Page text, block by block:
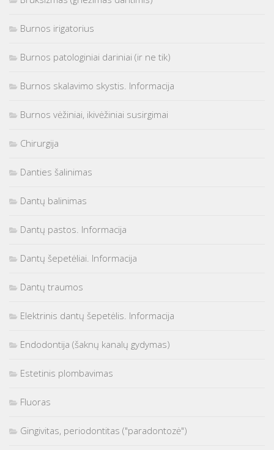
Burnos irigatorius
Burnos patologiniai dariniai (ir ne tik)
Burnos skalavimo skystis. Informacija
Burnos vėžiniai, ikivėžiniai susirgimai
Chirurgija
Danties šalinimas
Dantų balinimas
Dantų pastos. Informacija
Dantų šepetėliai. Informacija
Dantų traumos
Elektrinis dantų šepetėlis. Informacija
Endodontija (šaknų kanalų gydymas)
Estetinis plombavimas
Fluoras
Gingivitas, periodontitas ("paradontozė")